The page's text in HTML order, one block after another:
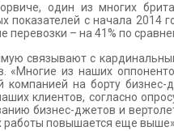
один из многих
показателей с начала 2014
перевозки – на 41% по
связывают с
«Многие из наших
на борту
клиентов, согласно
бизнес-джетов и
работы повышается еще